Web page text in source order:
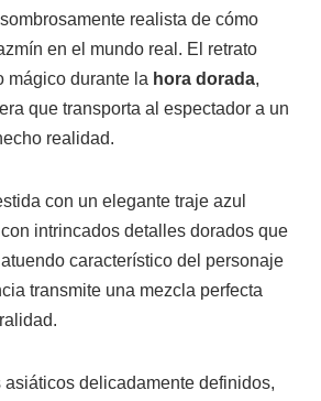
realista de cómo
en el mundo real. El retrato
mágico durante la hora dorada,
que transporta al espectador a un
realidad.
con un elegante traje azul
intrincados detalles dorados que
característico del personaje
transmite una mezcla perfecta
asiáticos delicadamente definidos,